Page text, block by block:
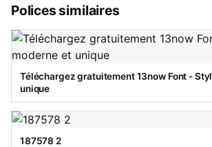
Polices similaires
Téléchargez gratuitement 13now Font -
unique
187578 2